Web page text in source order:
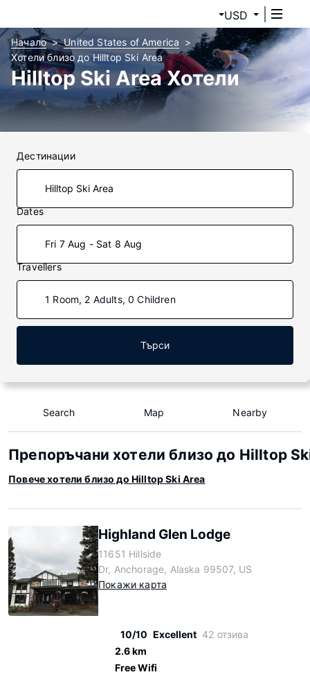
USD
Начало
United States of America
Хотели близо до Hilltop Ski Area
Hilltop Ski Area Хотели
Дестинации
Dates
Fri 7 Aug - Sat 8 Aug
Travellers
1 Room, 2 Adults, 0 Children
Търси
Search Map Nearby
Препоръчани хотели близо до Hilltop
Повече хотели близо до Hilltop Ski Area
Highland Glen Lodge
11651 Hillside
Dr, Anchorage, Alaska 99507, US
Покажи карта
10/10 Excellent 42 отзива
2.6 km
Free Wifi